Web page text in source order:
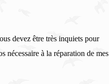
devez être très inquiets pour
nécessaire à la réparation de mes